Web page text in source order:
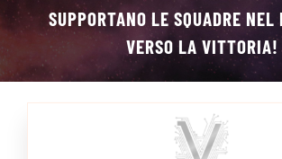
GIOVANILI
MINIBASKET
SUPPORTANO LE SQUADRE NEL
VERSO LA VITTORIA!